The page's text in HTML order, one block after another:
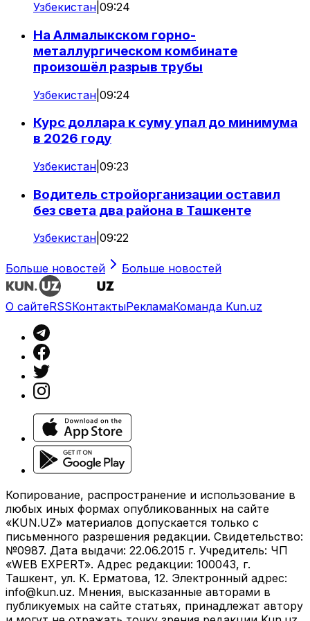
Узбекистан 09:24
На Алмалыкском горно-
металлургическом комбинате
произошёл разрыв трубы
Узбекистан 09:24
Курс доллара к суму упал до минимума
в 2026 году
Узбекистан 09:23
Водитель стройорганизации оставил
без света два района в Ташкенте
Узбекистан 09:22
Больше новостей Больше новостей
О сайтеRSSКонтактыРекламаКоманда Kun.uz
Копирование, распространение и использование в
любых иных формах опубликованных на сайте
«KUN.UZ» материалов допускается только с
письменного разрешения редакции. Свидетельство:
№0987. Дата выдачи: 22.06.2015 г. Учредитель: ЧП
«WEB EXPERT». Адрес редакции: 100043, г.
Ташкент, ул. К. Ерматова, 12. Электронный адрес:
info@kun.uz. Мнения, высказанные авторами в
публикуемых на сайте статьях, принадлежат автору